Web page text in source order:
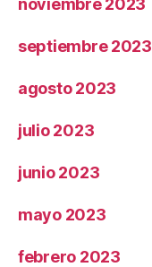
noviembre 2023
septiembre 2023
agosto 2023
julio 2023
junio 2023
mayo 2023
febrero 2023